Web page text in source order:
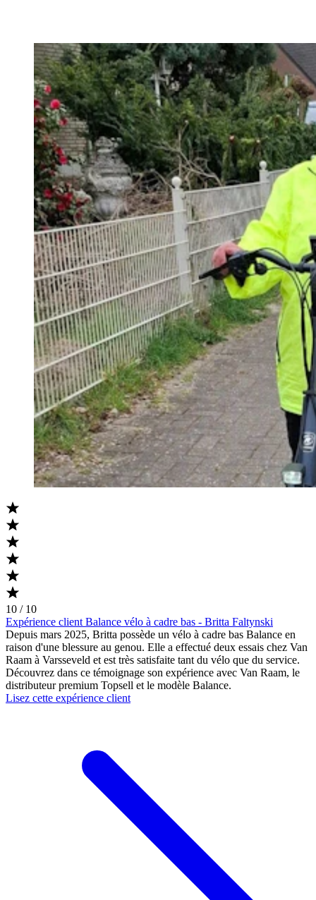
10 / 10
Expérience client Balance vélo à cadre bas - Britta Faltynski
Depuis mars 2025, Britta possède un vélo à cadre bas Balance en
raison d'une blessure au genou. Elle a effectué deux essais chez Van
Raam à Varsseveld et est très satisfaite tant du vélo que du service.
Découvrez dans ce témoignage son expérience avec Van Raam, le
distributeur premium Topsell et le modèle Balance.
Lisez cette expérience client